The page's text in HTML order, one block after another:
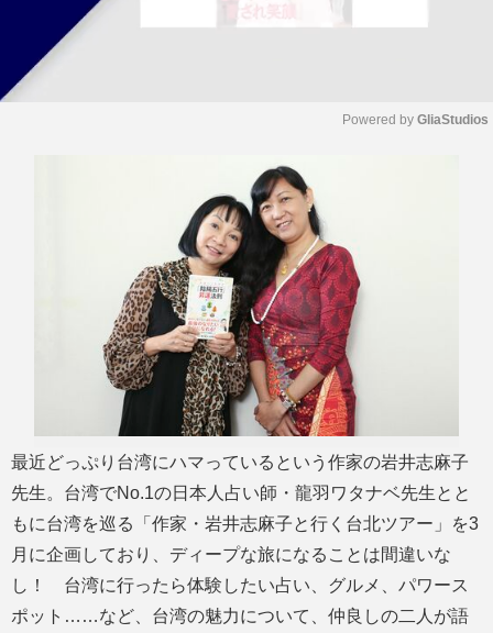
Powered by GliaStudios
最近どっぷり台湾にハマっているという作家の岩井志麻子
先生。台湾でNo.1の日本人占い師・龍羽ワタナベ先生とと
もに台湾を巡る「作家・岩井志麻子と行く台北ツアー」を3
月に企画しており、ディープな旅になることは間違いな
し！ 台湾に行ったら体験したい占い、グルメ、パワース
ポット……など、台湾の魅力について、仲良しの二人が語